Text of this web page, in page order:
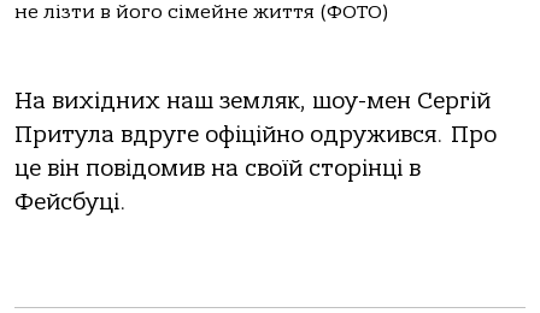
На вихідних наш земляк, шоу-мен Сергій
Притула вдруге офіційно одружився. Про
це він повідомив на своїй сторінці в
Фейсбуці.